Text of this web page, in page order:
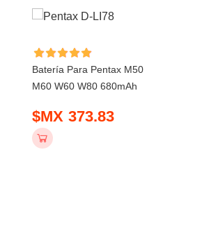
Batería Para Pentax M50
M60 W60 W80 680mAh
$MX 373.83